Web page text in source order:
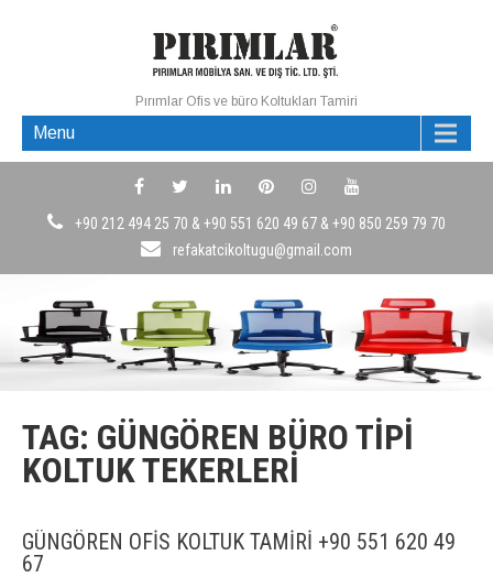
Pırımlar Ofis ve büro Koltukları Tamiri
Menu
+90 212 494 25 70 & +90 551 620 49 67 & +90 850 259 79 70
refakatcikoltugu@gmail.com
TAG: GÜNGÖREN BÜRO TIPI
KOLTUK TEKERLERI
GÜNGÖREN OFIS KOLTUK TAMIRI +90 551 620 49
67